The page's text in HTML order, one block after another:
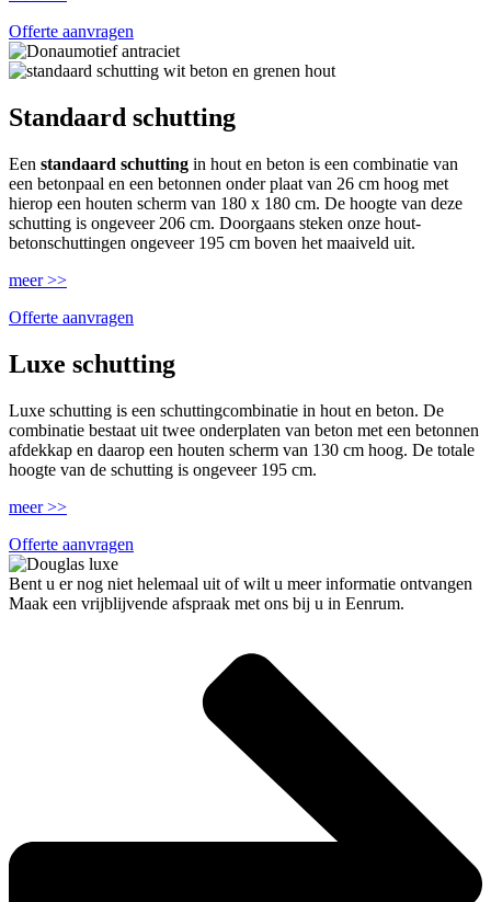
Offerte aanvragen
Standaard schutting
Een standaard schutting in hout en beton is een combinatie van
een betonpaal en een betonnen onder plaat van 26 cm hoog met
hierop een houten scherm van 180 x 180 cm. De hoogte van deze
schutting is ongeveer 206 cm. Doorgaans steken onze hout-
betonschuttingen ongeveer 195 cm boven het maaiveld uit.
meer >>
Offerte aanvragen
Luxe schutting
Luxe schutting is een schuttingcombinatie in hout en beton. De
combinatie bestaat uit twee onderplaten van beton met een betonnen
afdekkap en daarop een houten scherm van 130 cm hoog. De totale
hoogte van de schutting is ongeveer 195 cm.
meer >>
Offerte aanvragen
Bent u er nog niet helemaal uit of wilt u meer informatie ontvangen
Maak een vrijblijvende afspraak met ons bij u in Eenrum.